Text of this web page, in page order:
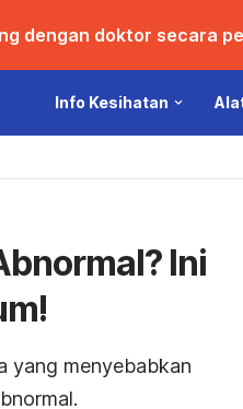
dengan doktor secara
Info Kesihatan
Ini
yang menyebabkan